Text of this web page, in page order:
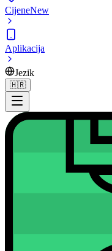
CijeneNew
Aplikacija
Jezik
🇭🇷